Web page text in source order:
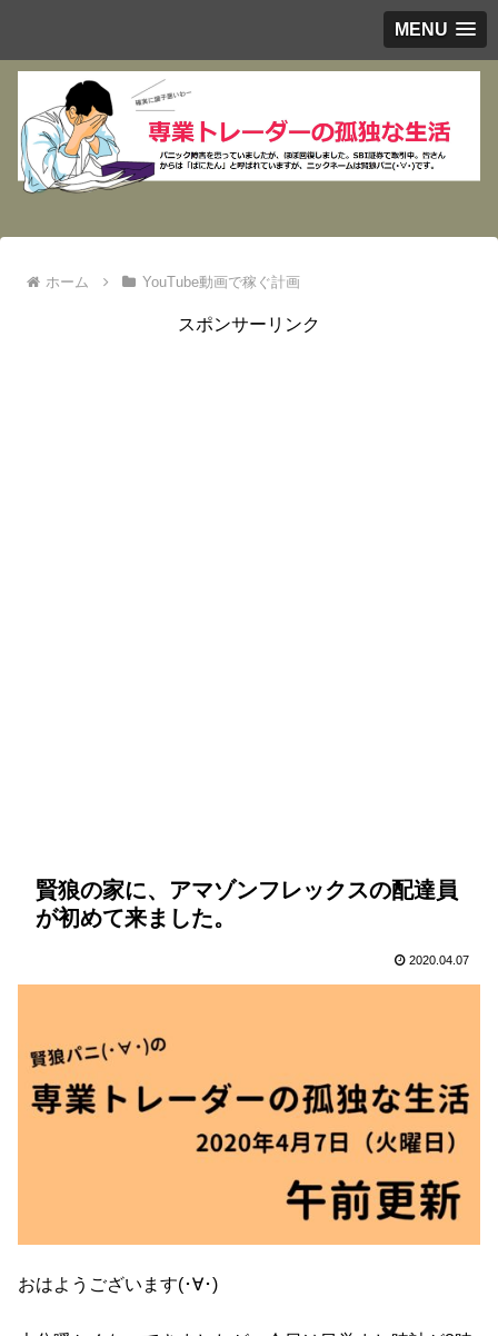
MENU
ホーム YouTube動画で稼ぐ計画
スポンサーリンク
賢狼の家に、アマゾンフレックスの配達員
が初めて来ました。
2020.04.07
おはようございます(･∀･)